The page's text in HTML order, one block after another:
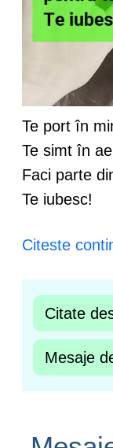
Te port în
Te simt în
Faci parte
Te iubesc!
Citeste
Citate
Mesaje